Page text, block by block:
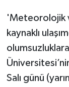
'Meteorolojik
kaynaklı
olumsuzluklara
Salı günü